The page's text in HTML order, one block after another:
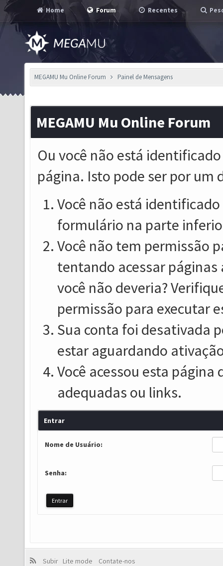
Home Forum Recentes
MEGAMU Mu Online Forum Painel de Mensagens
MEGAMU Mu Online Forum
Ou você não está
página. Isto pode ser por um
Você não está
formulário na parte
Você não tem permissão
tentando acessar
você não deveria?
permissão para executar
Sua conta foi desativada
estar aguardando
Você acessou esta
adequadas ou links.
Entrar
Nome de Usuário:
Senha:
Subir Lite mode
Contate-nos